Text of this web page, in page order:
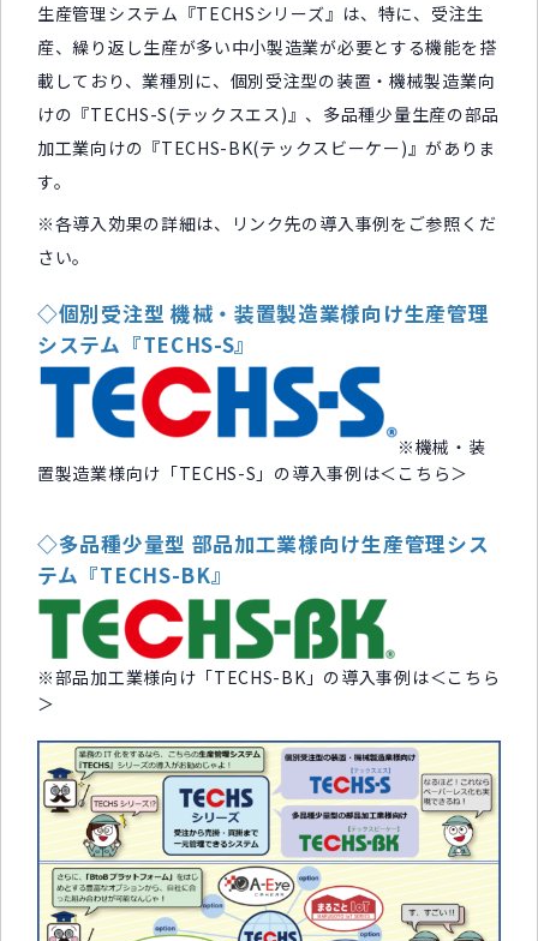
生産管理システム『TECHSシリーズ』は、特に、受注生
産、繰り返し生産が多い中小製造業が必要とする機能を搭
載しており、業種別に、個別受注型の装置・機械製造業向
けの『TECHS-S(テックスエス)』、多品種少量生産の部品
加工業向けの『TECHS-BK(テックスビーケー)』がありま
す。
※各導入効果の詳細は、リンク先の導入事例をご参照くだ
さい。
◇個別受注型 機械・装置製造業様向け生産管理
システム『TECHS-S』
※機械・装
置製造業様向け「TECHS-S」の導入事例は＜ こちら＞
◇多品種少量型 部品加工業様向け生産管理シス
テム『TECHS-BK』
※部品加工業様向け「TECHS-BK」の導入事例は＜こちら
＞